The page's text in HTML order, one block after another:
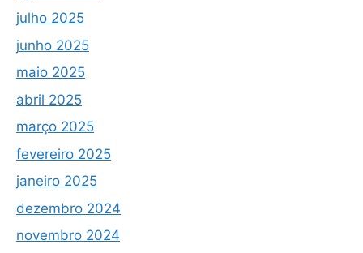
julho 2025
junho 2025
maio 2025
abril 2025
março 2025
fevereiro 2025
janeiro 2025
dezembro 2024
novembro 2024